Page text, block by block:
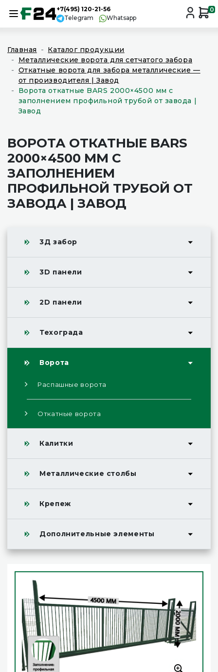
+7(495) 120-21-56
Telegram
Whatsapp
0
Главная
Каталог продукции
Металлические ворота для сетчатого забора
Откатные ворота для забора металлические —
от производителя | Завод
Ворота откатные BARS 2000×4500 мм с
заполнением профильной трубой от завода |
Завод
ВОРОТА ОТКАТНЫЕ BARS
2000×4500 ММ С
ЗАПОЛНЕНИЕМ
ПРОФИЛЬНОЙ ТРУБОЙ ОТ
ЗАВОДА | ЗАВОД
3Д забор
3D панели
2D панели
Техограда
Ворота
Распашные ворота
Откатные ворота
Калитки
Металлические столбы
Крепеж
Дополнительные элементы